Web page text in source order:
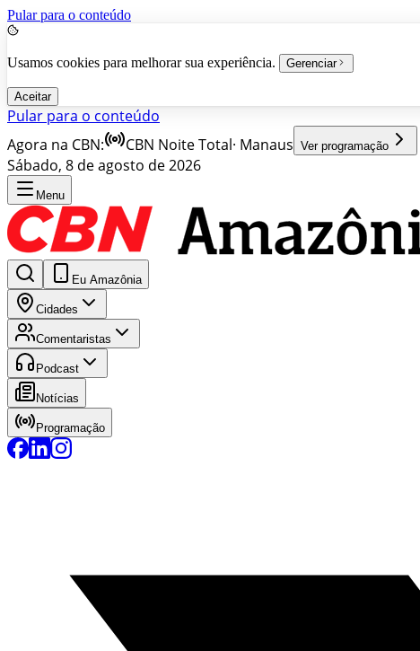
Pular para o conteúdo
Usamos cookies para melhorar sua experiência. Gerenciar
Aceitar
Pular para o conteúdo
Agora na CBN:
CBN Noite Total· Manaus Ver programação
Sábado, 8 de agosto de 2026
Menu
Eu Amazônia
Cidades
Comentaristas
Podcast
Notícias
Programação